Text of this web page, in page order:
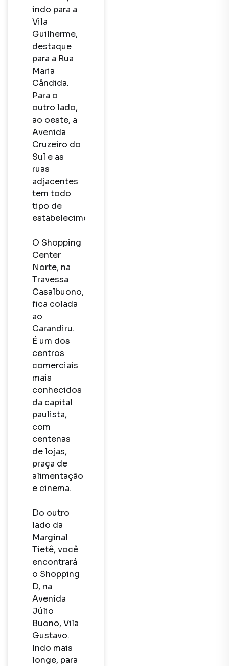
indo para a
Vila
Guilherme,
destaque
para a Rua
Maria
Cândida.
Para o
outro lado,
ao oeste, a
Avenida
Cruzeiro do
Sul e as
ruas
adjacentes
tem todo
tipo de
estabelecimento.
O Shopping
Center
Norte, na
Travessa
Casalbuono,
fica colada
ao
Carandiru.
É um dos
centros
comerciais
mais
conhecidos
da capital
paulista,
com
centenas
de lojas,
praça de
alimentação
e cinema.
Do outro
lado da
Marginal
Tietê, você
encontrará
o Shopping
D, na
Avenida
Júlio
Buono, Vila
Gustavo.
Indo mais
longe, para